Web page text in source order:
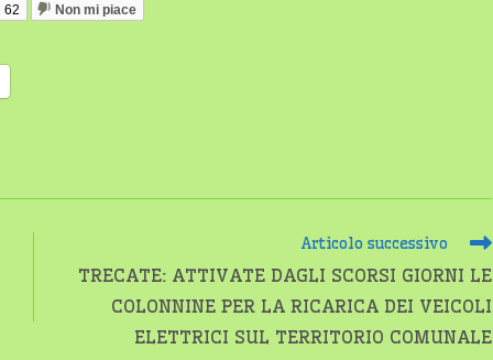
62 Non mi piace
Articolo successivo
TRECATE: ATTIVATE DAGLI SCORSI GIORNI LE
COLONNINE PER LA RICARICA DEI VEICOLI
ELETTRICI SUL TERRITORIO COMUNALE